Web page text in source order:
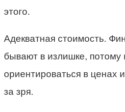
этого.
Адекватная стоимость.
бывают в излишке, потому
ориентироваться в ценах
за зря.